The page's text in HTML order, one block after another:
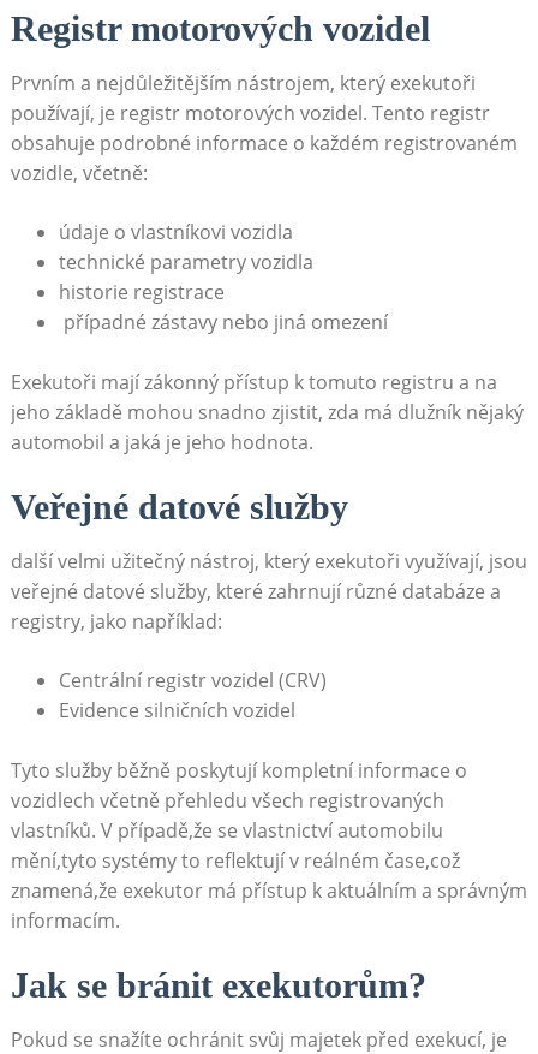
Registr motorových vozidel
Prvním a ⁢nejdůležitějším nástrojem, ⁢který exekutoři‌
používají, je registr motorových vozidel. Tento registr
⁤obsahuje podrobné ⁢informace o⁤ každém registrovaném
vozidle, ⁣včetně:
údaje o vlastníkovi vozidla
technické parametry vozidla
historie ⁢registrace
‌ případné ⁢zástavy nebo ⁢jiná ‌omezení
Exekutoři mají zákonný přístup k tomuto registru a na
jeho základě‌ mohou snadno zjistit, zda má dlužník nějaký
automobil a jaká je jeho hodnotа.
Veřejné⁢ datové ⁤služby
další velmi užitečný nástroj, který exekutoři využívají, ⁤jsou⁤
veřejné datové služby, které⁢ zahrnují různé ‍databáze a
registry, jako ​například:
Centrální registr vozidel‍ (CRV)
Evidence silničních⁣ vozidel
Tyto služby běžně poskytují kompletní informace o
vozidlech⁣ včetně přehledu všech ​registrovaných
vlastníků. V případě,že‌ se ‍vlastnictví ⁢automobilu
mění,tyto systémy‌ to reflektují v reálném‍ čase,což
znamená,že ⁣exekutor má přístup‍ k aktuálním a správným
informacím.
Jak se bránit ⁤exekutorům?
Pokud se snažíte ​ochránit svůj majetek ⁤před exekucí, je